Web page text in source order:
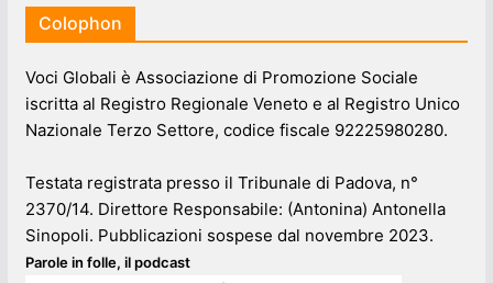
Colophon
Voci Globali è Associazione di Promozione Sociale
iscritta al Registro Regionale Veneto e al Registro Unico
Nazionale Terzo Settore, codice fiscale 92225980280.
Testata registrata presso il Tribunale di Padova, n°
2370/14. Direttore Responsabile: (Antonina) Antonella
Sinopoli. Pubblicazioni sospese dal novembre 2023.
Parole in folle, il podcast